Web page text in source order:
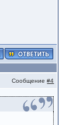
Сообщение#4